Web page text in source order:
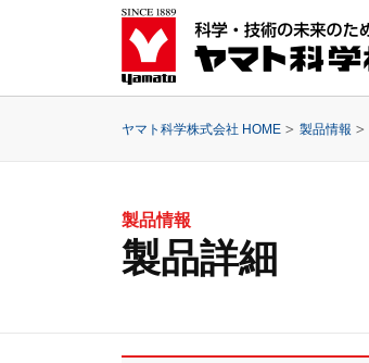
ヤマト科学株式会社 HOME 製品情報
製品情報
製品詳細